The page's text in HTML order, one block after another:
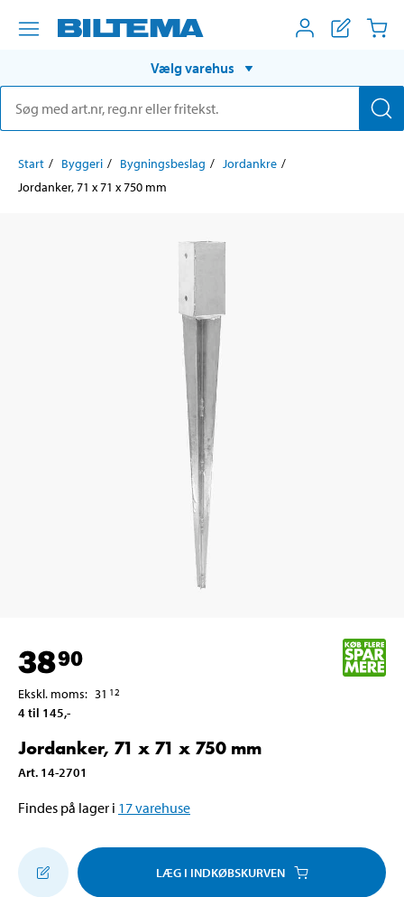
Vælg varehus
Start Byggeri Bygningsbeslag
Jordankre
Jordanker, 71 x 71 x 750 mm
3890
Ekskl. moms: 31 12
4 til 145,-
Jordanker, 71 x 71 x 750 mm
Art. 14-2701
Findes på lager i 17varehuse
LÆG I INDKØBSKURVEN